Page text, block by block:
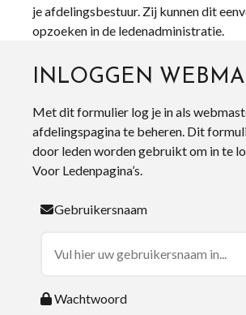
je afdelingsbestuur. Zij kunnen dit
opzoeken in de ledenadministratie.
INLOGGEN
Met dit formulier log je in als
afdelingspagina te beheren. Dit
door leden worden gebruikt om in te
Voor Ledenpagina’s.
Gebruikersnaam
Wachtwoord